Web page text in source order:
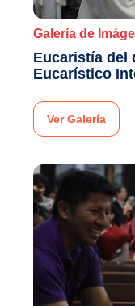
Galería de
Eucaristía del
Eucarístico
Ver Galería